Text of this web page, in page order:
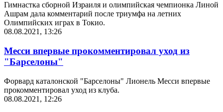
Гимнастка сборной Израиля и олимпийская чемпионка Линой
Ашрам дала комментарий после триумфа на летних
Олимпийских играх в Токио.
08.08.2021, 13:26
Месси впервые прокомментировал уход из
"Барселоны"
Форвард каталонской "Барселоны" Лионель Месси впервые
прокомментировал уход из клуба.
08.08.2021, 12:26